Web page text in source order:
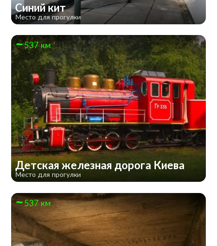
Синий кит
Место для прогулки
537 км
Детская железная дорога Киева
Место для прогулки
537 км